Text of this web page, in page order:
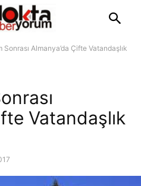
Sonrası Almanya’da Çifte Vatandaşlık
Vatandaşlık